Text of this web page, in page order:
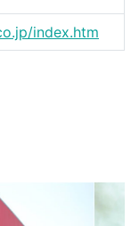
index.htm